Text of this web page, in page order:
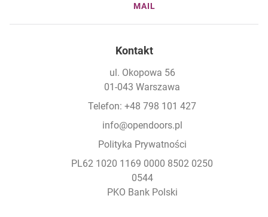
MAIL
Kontakt
ul. Okopowa 56
01-043 Warszawa
Telefon: +48 798 101 427
info@opendoors.pl
Polityka Prywatności
PL62 1020 1169 0000 8502 0250
0544
PKO Bank Polski